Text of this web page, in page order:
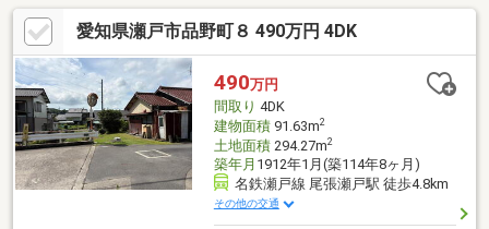
帖のLDKは開放感ある吹抜◎アキュラホーム施工♪蔵（納戸）のあ
る家◎7SLDK+WIC+駐車スペース4～5台≪リフォーム歴≫◎22
年：エコキュート交換◎23年：2階トイレ便座交換≪周辺環境
≫◎瀬戸線尾張瀬戸駅車で9分◎コミュニティバス品野6丁目停徒
歩4分◎バロー徒歩12分◎郵便局徒歩12分◎ファミリーマート徒
歩19分
愛知県瀬戸市品野町８ 490万円 4DK
490万円
間取り 4DK
建物面積91.63m2
土地面積294.27m2
築年月 1912年1月(築114年8ヶ月)
名鉄瀬戸線 尾張瀬戸駅 徒歩4.8km
その他の交通